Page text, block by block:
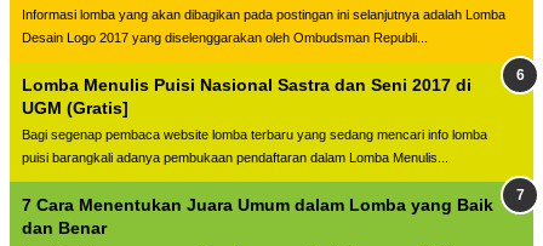
Informasi lomba yang akan dibagikan pada postingan ini selanjutnya adalah Lomba
Desain Logo 2017 yang diselenggarakan oleh Ombudsman Republi...
Lomba Menulis Puisi Nasional Sastra dan Seni 2017 di
UGM (Gratis]
Bagi segenap pembaca website lomba terbaru yang sedang mencari info lomba
puisi barangkali adanya pembukaan pendaftaran dalam Lomba Menulis...
7 Cara Menentukan Juara Umum dalam Lomba yang Baik
dan Benar